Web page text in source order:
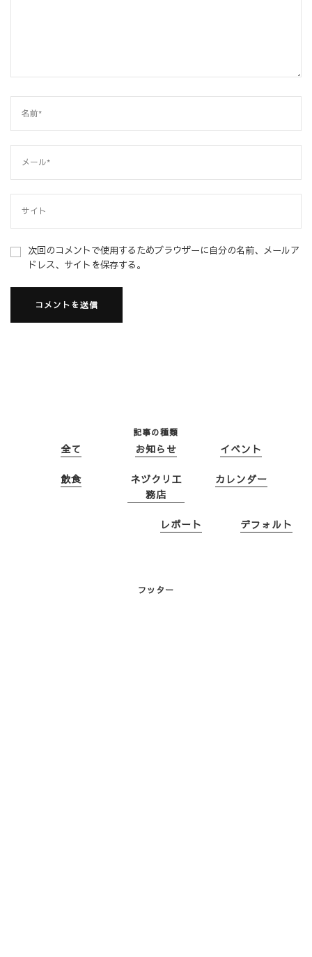
次回のコメントで使用するためブラウザーに自分の名前、メールア
ドレス、サイトを保存する。
記事の種類
全て お知らせ イベント
飲食
ネヅクリ工
務店
カレンダー
レポート デフォルト
フッター